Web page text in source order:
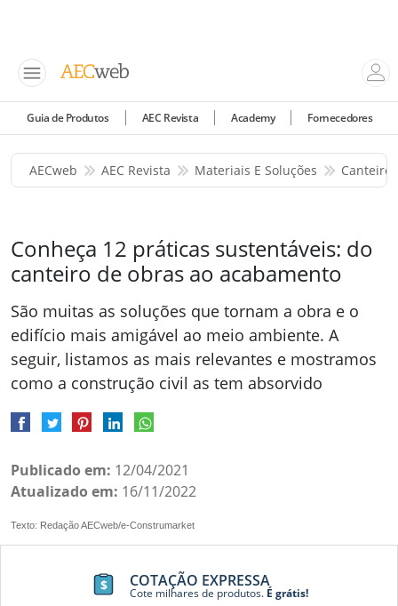
Guia de Produtos AEC Revista Academy Fornecedores
AECweb AEC Revista Materiais E Soluções Canteiro
Conheça 12 práticas sustentáveis: do
canteiro de obras ao acabamento
São muitas as soluções que tornam a obra e o
edifício mais amigável ao meio ambiente. A
seguir, listamos as mais relevantes e mostramos
como a construção civil as tem absorvido
Publicado em: 12/04/2021
Atualizado em: 16/11/2022
Texto: Redação AECweb/e-Construmarket
COTAÇÃO EXPRESSA
Cote milhares de produtos.É grátis!